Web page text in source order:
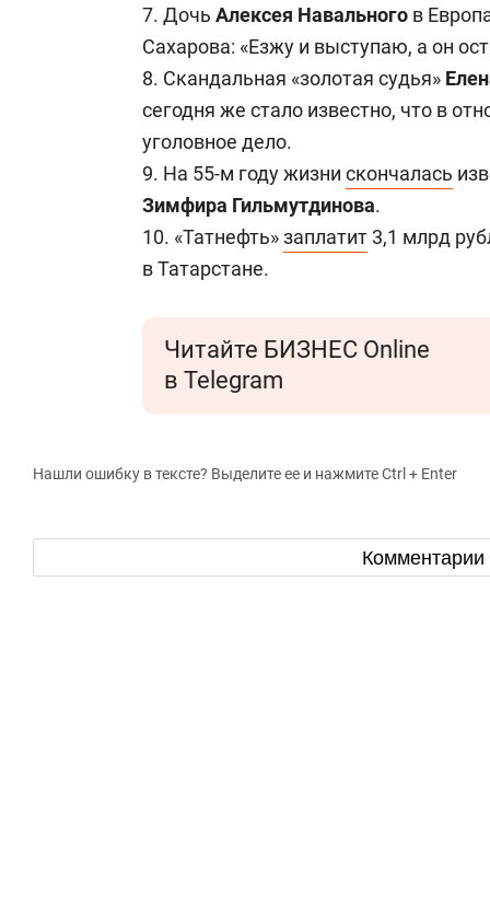
7. Дочь Алексея Навального в
Сахарова: «Езжу и выступаю, а он
8. Скандальная «золотая судья»
сегодня же стало известно, что в
уголовное дело.
9. На 55-м году жизни скончалась
Зимфира Гильмутдинова.
10. «Татнефть»заплатит 3,1 млрд
в Татарстане.
Читайте БИЗНЕС Online
в Telegram
Нашли ошибку в тексте? Выделите ее и нажмите Ctrl + Enter
Комментарии